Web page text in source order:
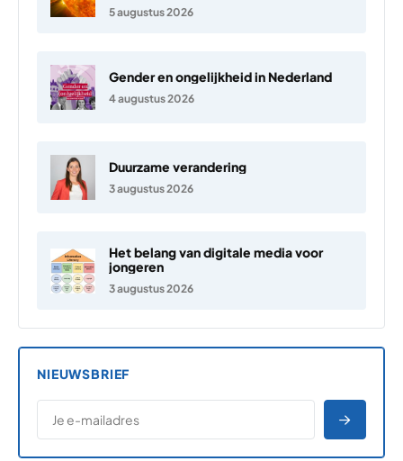
5 augustus 2026
Gender en ongelijkheid in Nederland
4 augustus 2026
Duurzame verandering
3 augustus 2026
Het belang van digitale media voor
jongeren
3 augustus 2026
NIEUWSBRIEF
E-MAILADRES
*